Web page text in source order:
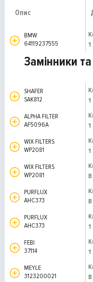
Опис
BMW
64119237555
1
Замінники
SHAFER
SAK812
1
ALPHA FILTER
AF5096A
1
WIX FILTERS
WP2081
1
WIX FILTERS
WP2081
PURFLUX
AHC373
PURFLUX
AHC373
1
FEBI
37114
1
MEYLE
3123200021